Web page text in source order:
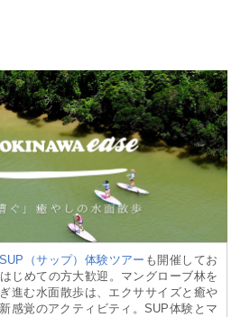
SUP（サップ）体験ツアー も開催してお
じめての方大歓迎。マングローブ林を
進む水面散歩は、エクササイズと癒や
感覚のアクティビティ。SUP体験とマ